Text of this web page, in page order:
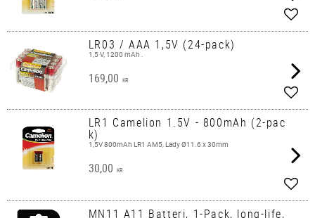
Add
LR03 / AAA 1,5V (24-pack)
1,5 V, 1200 mAh .
169,00 KR
Add
LR1 Camelion 1.5V - 800mAh (2-pac
k)
1,5V 800mAh LR1 AM5, Lady Ø11.6 x 30mm
30,00 KR
Add
MN11 A11 Batteri, 1-Pack, long-life,